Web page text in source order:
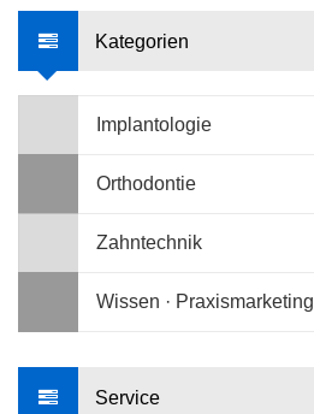
Kategorien
Implantologie
Orthodontie
Zahntechnik
Wissen · Praxismarketing
Service